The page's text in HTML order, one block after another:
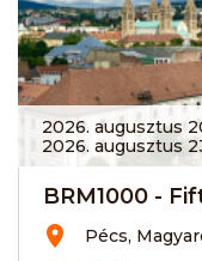
2026. augusztus
2026. augusztus
BRM1000 -
Pécs,